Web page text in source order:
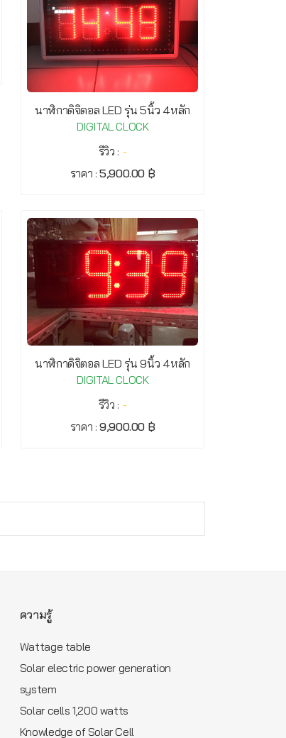
นาฬิกาดิจิตอล LED รุ่น 5นิ้ว 4หลัก
DIGITAL CLOCK
รีวิว : -
ราคา :5,900.00 ฿
นาฬิกาดิจิตอล LED รุ่น 9นิ้ว 4หลัก
DIGITAL CLOCK
รีวิว : -
ราคา :9,900.00 ฿
ความรู้
Wattage table
Solar electric power generation
system
Solar cells 1,200 watts
Knowledge of Solar Cell